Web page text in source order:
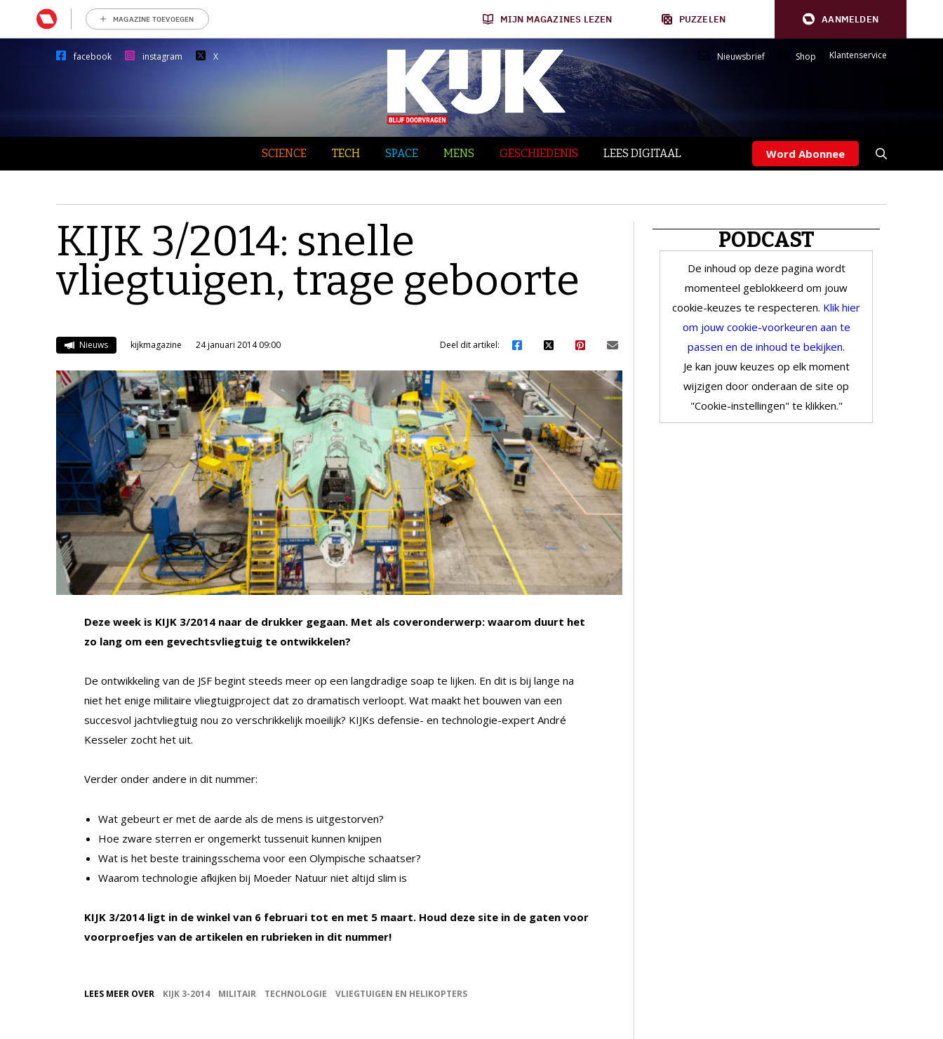
MAGAZINE TOEVOEGEN MIJN MAGAZINES LEZEN PUZZELEN AANMELDEN
facebook instagram X Nieuwsbrief Shop Klantenservice
SCIENCE TECH SPACE MENS GESCHIEDENIS LEES DIGITAAL Word Abonnee
KIJK 3/2014: snelle
vliegtuigen, trage geboorte
Nieuws kijkmagazine 24 januari 2014 09:00 Deel dit artikel:
Deze week is KIJK 3/2014 naar de drukker gegaan. Met als coveronderwerp: waarom duurt het
zo lang om een gevechtsvliegtuig te ontwikkelen?
De ontwikkeling van de JSF begint steeds meer op een langdradige soap te lijken. En dit is bij lange na
niet het enige militaire vliegtuigproject dat zo dramatisch verloopt. Wat maakt het bouwen van een
succesvol jachtvliegtuig nou zo verschrikkelijk moeilijk? KIJKs defensie- en technologie-expert André
Kesseler zocht het uit.
Verder onder andere in dit nummer:
Wat gebeurt er met de aarde als de mens is uitgestorven?
Hoe zware sterren er ongemerkt tussenuit kunnen knijpen
Wat is het beste trainingsschema voor een Olympische schaatser?
Waarom technologie afkijken bij Moeder Natuur niet altijd slim is
KIJK 3/2014 ligt in de winkel van 6 februari tot en met 5 maart. Houd deze site in de gaten voor
voorproefjes van de artikelen en rubrieken in dit nummer!
LEES MEER OVER KIJK 3-2014 MILITAIR TECHNOLOGIE VLIEGTUIGEN EN HELIKOPTERS
PODCAST
De inhoud op deze pagina wordt
momenteel geblokkeerd om jouw
cookie-keuzes te respecteren. Klik hier
om jouw cookie-voorkeuren aan te
passen en de inhoud te bekijken.
Je kan jouw keuzes op elk moment
wijzigen door onderaan de site op
"Cookie-instellingen" te klikken."